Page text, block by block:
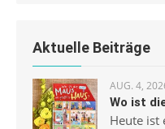
Aktuelle Beiträge
AUG. 4,
Wo ist
Heute ist